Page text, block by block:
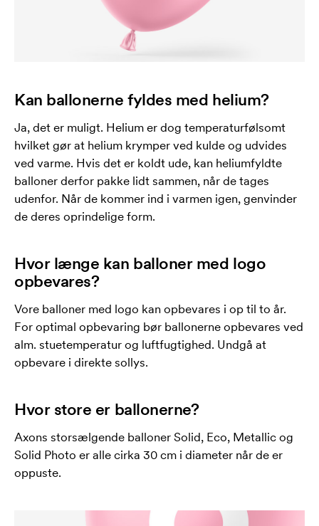
Kan ballonerne fyldes med helium?
Ja, det er muligt. Helium er dog temperaturfølsomt
hvilket gør at helium krymper ved kulde og udvides
ved varme. Hvis det er koldt ude, kan heliumfyldte
balloner derfor pakke lidt sammen, når de tages
udenfor. Når de kommer ind i varmen igen, genvinder
de deres oprindelige form.
Hvor længe kan balloner med logo
opbevares?
Vore balloner med logo kan opbevares i op til to år.
For optimal opbevaring bør ballonerne opbevares ved
alm. stuetemperatur og luftfugtighed. Undgå at
opbevare i direkte sollys.
Hvor store er ballonerne?
Axons storsælgende balloner Solid, Eco, Metallic og
Solid Photo er alle cirka 30 cm i diameter når de er
oppuste.